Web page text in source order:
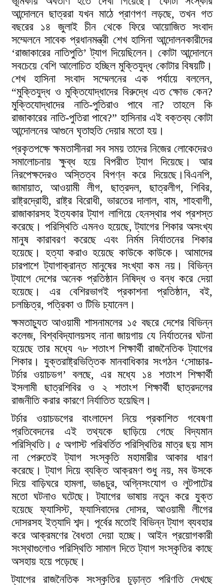
আন্দোলনে ছাত্ররা যখন মাঠে প্রাণপণ লড়ছে, তখন গত
বছরের ১৪ জুলাই চীন থেকে ফিরে আয়োজিত সংবাদ
সম্মেলনে সাবেক প্রধানমন্ত্রী শেখ হাসিনা আন্দোলনকারীদের
‘রাজাকারের নাতিপুতি’ ট্যাগ দিয়েছিলেন। কোটা আন্দোলনে
সবচেয়ে বেশি আলোচিত হচ্ছিল মুক্তিযুদ্ধ কোটার বিষয়টি।
শেখ হাসিনা সংবাদ সম্মেলনের এক পর্যায়ে বললেন,
“মুক্তিযুদ্ধ ও মুক্তিযোদ্ধাদের বিরুদ্ধে এত ক্ষোভ কেন?
মুক্তিযোদ্ধাদের নাতি-পুতিরাও পাবে না? তাহলে কি
রাজাকারের নাতি-পুতিরা পাবে?” হাসিনার এই বক্তব্য কোটা
আন্দোলনের আগুনে ঘৃতাহুতি দেয়ার মতো হয়।
প্রকৃতপক্ষে ক্ষমতাসীনরা সব সময় তাদের নিজের লোকেদেরও
সমালোচনায় ক্ষুব্ধ হয়ে বিপরীত ট্যাগ দিয়েছে। আর
নিরপেক্ষদেরও অস্তিত্ব বিপণ্ন করে দিয়েছে।বিএনপি,
জামায়াত, আওয়ামী লীগ, ছাত্রদল, ছাত্রলীগ, শিবির,
রাষ্ট্রদ্রোহী, রাষ্ট্র বিরোধী, ভারতের দালাল, বাম, শাহবাগী,
রাজাকারসহ ইত্যকার ট্যাগ লাগিয়ে হেনস্থার পথ প্রশস্ত
করেছে। পরিস্থিতি এমনও হয়েছে, ট্যাগের শিকার অসংখ্য
মানুষ কারাবরণ করেছে এবং নির্মম নির্যাতনের শিকার
হয়েছে। হত্যা করাও হয়েছে কাউকে কাউকে। আমাদের
চারপাশে ট্যাগাক্রান্ত মানুষের সংখ্যা কম নয়। বিভিন্ন
ট্যাগে দেশের অনেক প্রতিষ্ঠান নিষিদ্ধ ও বন্ধ করে দেয়া
হয়েছে। এর বেশিরভাগই প্রকাশনা প্রতিষ্ঠান, বই,
চলচ্চিত্র, পত্রিকা ও টিভি চ্যানেল।
ক্ষমতাচ্যুত আওয়ামী শাসনামলের ১৫ বছরে দেশের বিভিন্ন
কলেজ, বিশ্ববিদ্যালয়সহ নানা জায়গায় যে নির্যাতনের ঘটনা
হয়েছে তার মধ্যে ৭৮ শতাংশ শিক্ষার্থী রাজনৈতিক ট্যাগের
শিকার। যুক্তরাষ্ট্রভিত্তিক মানবাধিকার সংগঠন ‘সোচ্চার-
টর্চার ওয়াচডগ’ বলছে, এর মধ্যে ১৪ শতাংশ শিক্ষার্থী
ইসলামী ছাত্রশিবির ও ২ শতাংশ শিক্ষার্থী ছাত্রদলের
রাজনীতি করার কারণে নির্যাতিত হয়েছিল।
টর্চার ওয়াচডগের বাংলাদেশ নিয়ে প্রকাশিত গবেষণা
প্রতিবেদনের এই তথ্যকে ছাড়িয়ে গেছে বিদ্যমান
পরিস্থিতি। ৫ অগাস্ট পরিবর্তিত পরিস্থিতির মাত্র ছয় মাস
না পেরুতেই ট্যাগ সংস্কৃতি মহামারীর আকার ধারণ
করেছে। ট্যাগ দিয়ে ব্যক্তি আক্রমণ শুধু নয়, মব উসকে
দিয়ে বাড়িঘরে হামলা, ভাঙচুর, অগ্নিসংযোগ ও লুটপাটের
মতো ঘটনাও ঘটেছে। ট্যাগের ভাষায় নতুন করে যুক্ত
হয়েছে ফ্যাসিস্ট, ফ্যাসিবাদের দোসর, আওয়ামী লীগের
দোসরসহ ইত্যাদি শব্দ। পূর্বের মতোই বিভিন্ন ট্যাগ ব্যবহার
করে আক্রমণের বৈধতা দেয়া হচ্ছে। আইন প্রয়োগকারী
সংস্থাগুলোও পরিস্থিতি সামাল দিতে ট্যাগ সংস্কৃতির কাছে
অসহায় হয়ে পড়েছে।
ট্যাগের রাজনৈতিক সংস্কৃতির চূড়ান্ত পরিণতি দেখছে